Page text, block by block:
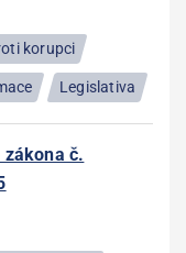
korupci
Legislativa
č.